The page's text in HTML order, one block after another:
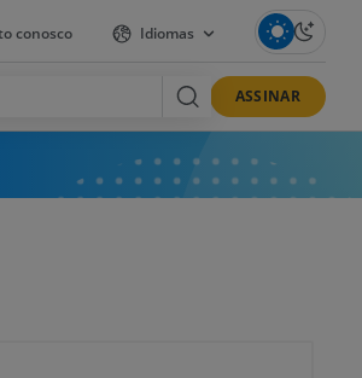
conosco Idiomas
ASSINAR